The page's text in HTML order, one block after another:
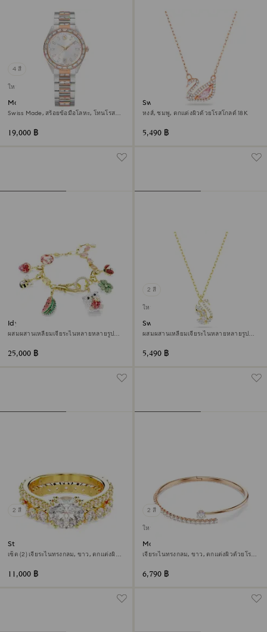
4 สี
ใหม่
Matrix date นาฬิกา
Swiss Made, สร้อยข้อมือโลหะ, โทนโรส
19,000 ฿
Swan สร้อยคอ
หงส์, ชมพู, ตกแต่งผิวด้วยโรสโกลด์ 18K
5,490 ฿
Idyllia สร้อยข้อมือ
ผสมผสานเหลี่ยมเจียระไนหลายหลายรูป
ด้วยทองคำ 18K
25,000 ฿
2 สี
ใหม่
Swan จี้สร้อยคอ
ผสมผสานเหลี่ยมเจียระไนหลายหลายรูป
5,490 ฿
2 สี
Stilla แหวน
เซ็ต (2) เจียระไนทรงกลม, ขาว, ตกแต่งผิว
11,000 ฿
2 สี
ใหม่
Matrix กำไล
เจียระไนทรงกลม, ขาว, ตกแต่งผิวด้วยโรส
6,790 ฿